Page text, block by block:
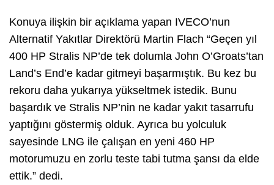
Konuya ilişkin bir açıklama yapan IVECO’nun
Alternatif Yakıtlar Direktörü Martin Flach “Geçen yıl
400 HP Stralis NP’de tek dolumla John O’Groats’tan
Land’s End’e kadar gitmeyi başarmıştık. Bu kez bu
rekoru daha yukarıya yükseltmek istedik. Bunu
başardık ve Stralis NP’nin ne kadar yakıt tasarrufu
yaptığını göstermiş olduk. Ayrıca bu yolculuk
sayesinde LNG ile çalışan en yeni 460 HP
motorumuzu en zorlu teste tabi tutma şansı da elde
ettik.” dedi.